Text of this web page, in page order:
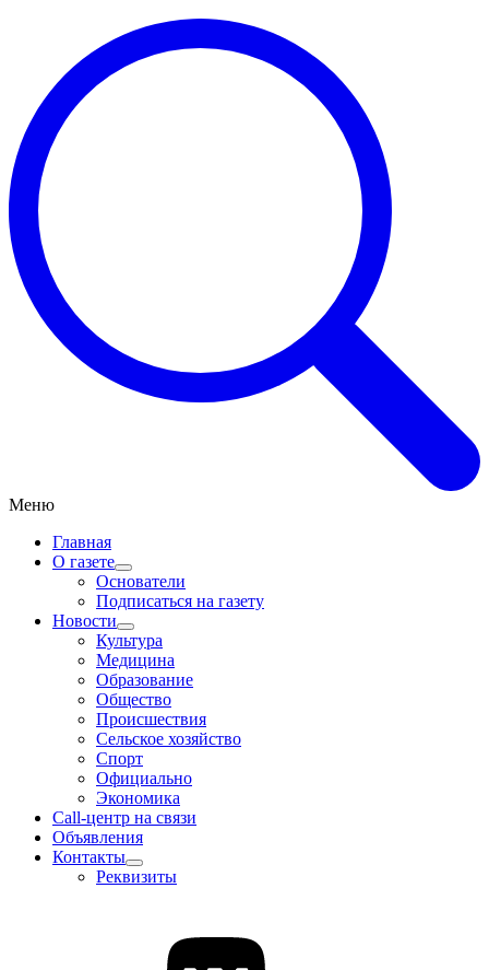
Меню
Главная
О газете
Основатели
Подписаться на газету
Новости
Культура
Медицина
Образование
Общество
Происшествия
Сельское хозяйство
Спорт
Официально
Экономика
Call-центр на связи
Объявления
Контакты
Реквизиты